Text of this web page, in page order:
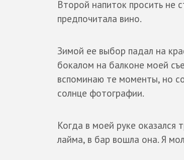
Второй напиток просить не
предпочитала вино.
Зимой ее выбор падал на
бокалом на балконе моей
вспоминаю те моменты, но
солнце фотографии.
Когда в моей руке оказался
лайма, в бар вошла она. Я